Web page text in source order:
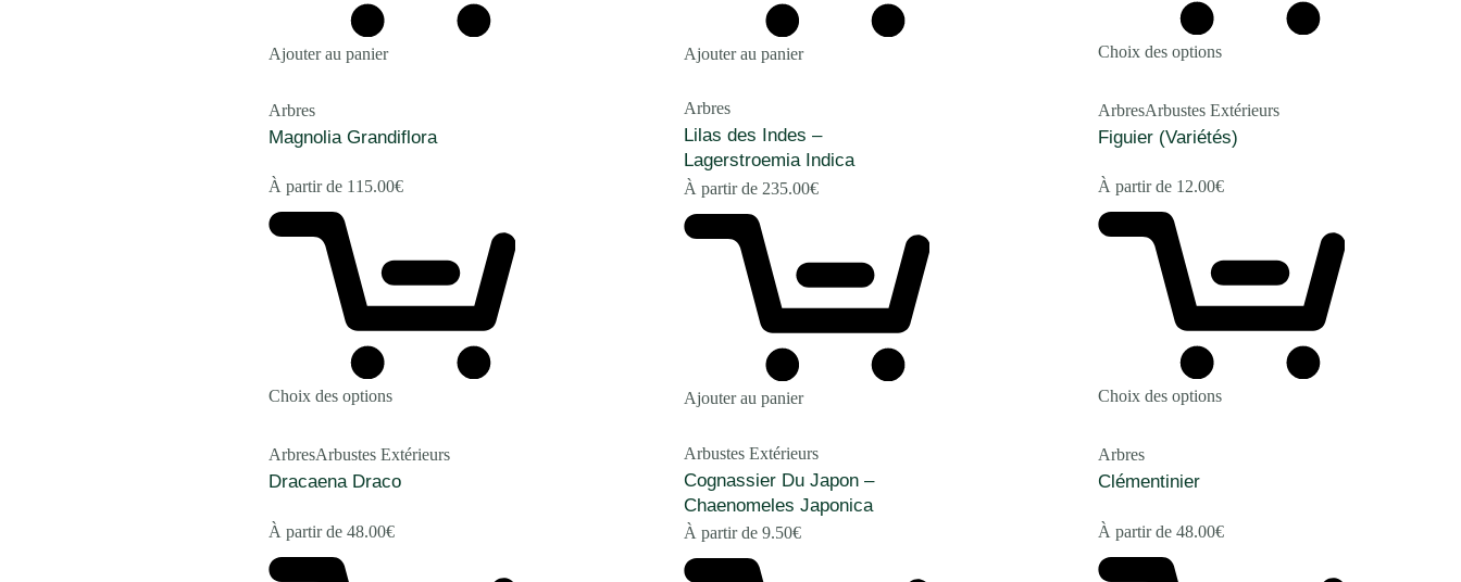
Ajouter au panier Ajouter au panier Choix des options
Arbres
Magnolia Grandiflora
À partir de 115.00€
Choix des options
Arbres
Lilas des Indes –
Lagerstroemia Indica
À partir de 235.00€
Ajouter au panier
ArbresArbustes Extérieurs
Figuier (Variétés)
À partir de 12.00€
Choix des options
ArbresArbustes Extérieurs
Dracaena Draco
À partir de 48.00€
Arbustes Extérieurs
Cognassier Du Japon –
Chaenomeles Japonica
À partir de 9.50€
Arbres
Clémentinier
À partir de48.00€